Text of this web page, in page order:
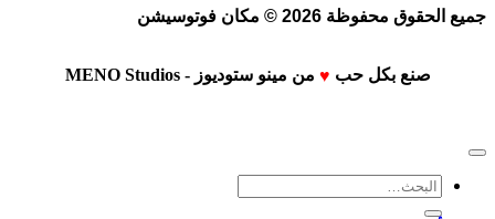
جميع الحقوق محفوظة 2026 © مكان فوتوسيشن
صنع بكل حب ♥ من مينو ستوديوز - MENO Studios
البحث